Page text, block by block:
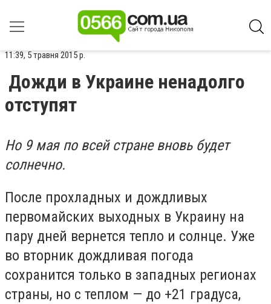
11:39, 5 травня 2015 р.
Дожди в Украине ненадолго
отступят
Но 9 мая по всей стране вновь будет
солнечно.
После прохладных и дождливых
первомайских выходных в Украину на
пару дней вернется тепло и солнце. Уже
во вторник дождливая погода
сохранится только в западных регионах
страны, но с теплом — до +21 градуса,